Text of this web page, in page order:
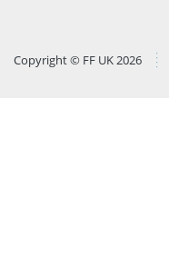
Copyright © FF UK 2026